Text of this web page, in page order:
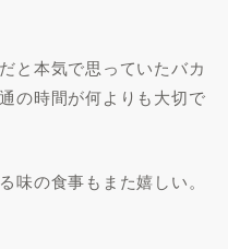
と本気で思っていたバカ
の時間が何よりも大切で
味の食事もまた嬉しい。